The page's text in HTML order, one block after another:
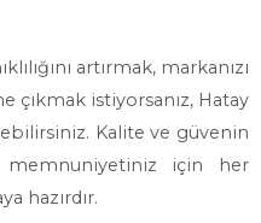
artırmak, markanızı
istiyorsanız, Hatay
Kalite ve güvenin
memnuniyetiniz için her
hazırdır.